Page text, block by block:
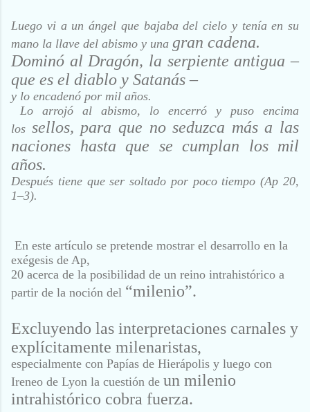
Luego vi a un ángel que bajaba del cielo y tenía en su
mano la llave del abismo y una gran cadena.
Dominó al Dragón, la serpiente antigua –
que es el diablo y Satanás –
y lo encadenó por mil años.
Lo arrojó al abismo, lo encerró y puso encima
los sellos, para que no seduzca más a las
naciones hasta que se cumplan los mil
años.
Después tiene que ser soltado por poco tiempo (Ap 20,
1–3).
En este artículo se pretende mostrar el desarrollo en la
exégesis de Ap,
20 acerca de la posibilidad de un reino intrahistórico a
partir de la noción del “milenio”.
Excluyendo las interpretaciones carnales y
explícitamente milenaristas,
especialmente con Papías de Hierápolis y luego con
Ireneo de Lyon la cuestión de un milenio
intrahistórico cobra fuerza.